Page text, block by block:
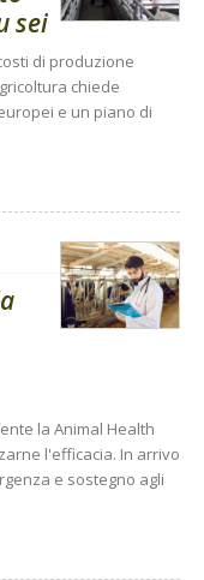
sei
di produzione
chiede
e un piano di
la Animal Health
l'efficacia. In arrivo
e sostegno agli